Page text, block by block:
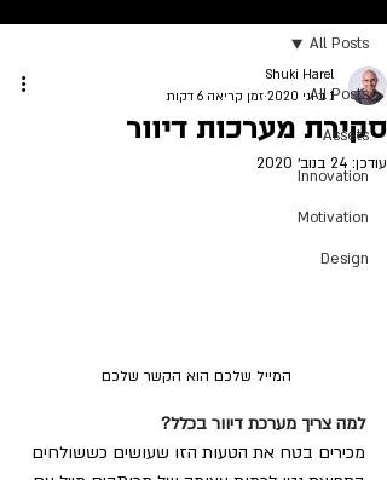
All Posts
Assets
Innovation
Motivation
Design
All Posts
סקירת מערכות דיוור
Shuki Harel
1 ביוני 2020
זמן קריאה 6 דקות
עודכן: 24 בנוב׳ 2020
המייל שלכם הוא הקשר שלכם
למה צריך מערכת דיוור בכלל?
מכירים בטח את הטעות הזו שעושים כששולחים